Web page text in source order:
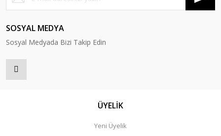
SOSYAL MEDYA
Sosyal Medyada Bizi Takip Edin
ÜYELİK
Yeni Üyelik